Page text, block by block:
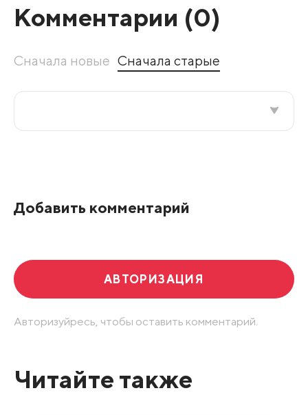
Комментарии (0)
Сначала новые Сначала старые
Добавить комментарий
АВТОРИЗАЦИЯ
Авторизуйресь, чтобы оставить комментарий.
Читайте также